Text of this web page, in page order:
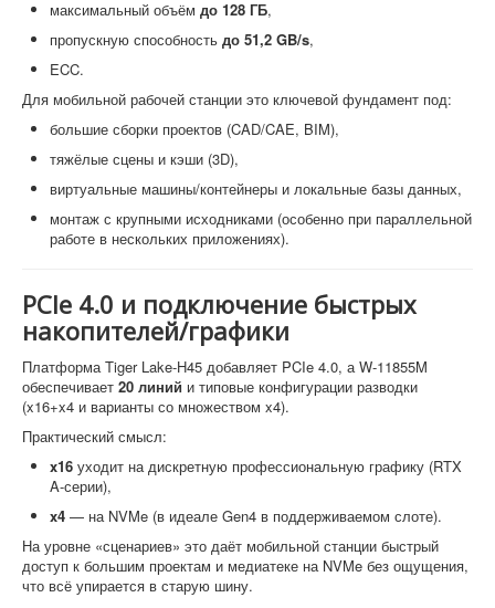
максимальный объём до 128 ГБ,
пропускную способность до 51,2 GB/s,
ECC.
Для мобильной рабочей станции это ключевой фундамент под:
большие сборки проектов (CAD/CAE, BIM),
тяжёлые сцены и кэши (3D),
виртуальные машины/контейнеры и локальные базы данных,
монтаж с крупными исходниками (особенно при параллельной
работе в нескольких приложениях).
PCIe 4.0 и подключение быстрых
накопителей/графики
Платформа Tiger Lake-H45 добавляет PCIe 4.0, а W-11855M
обеспечивает 20 линий и типовые конфигурации разводки
(x16+x4 и варианты со множеством x4).
Практический смысл:
x16 уходит на дискретную профессиональную графику (RTX
A-серии),
x4 — на NVMe (в идеале Gen4 в поддерживаемом слоте).
На уровне «сценариев» это даёт мобильной станции быстрый
доступ к большим проектам и медиатеке на NVMe без ощущения,
что всё упирается в старую шину.